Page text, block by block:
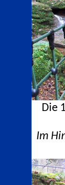
Die
Im